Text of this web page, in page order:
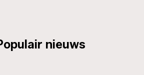
nieuws